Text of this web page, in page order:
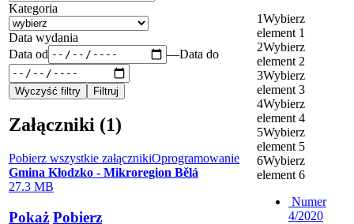
Kategoria
Data wydania
Data od
—Data do
Załączniki (1)
Pobierz wszystkie załącznikiOprogramowanie
Gmina Kłodzko - Mikroregion Bělá
27.3 MB
Pokaż Pobierz
1Wybierz
element 1
2Wybierz
element 2
3Wybierz
element 3
4Wybierz
element 4
5Wybierz
element 5
6Wybierz
element 6
Numer
4/2020